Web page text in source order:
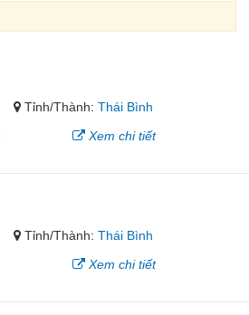
Tỉnh/Thành:Thái Bình
Xem chi tiết
Tỉnh/Thành:Thái Bình
Xem chi tiết